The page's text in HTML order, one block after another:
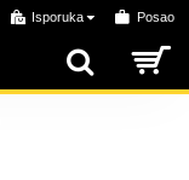
Isporuka Posao